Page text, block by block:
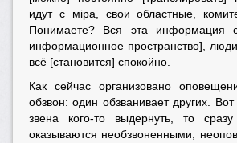
идут с мiра, свои областные,
Понимаете? Вся эта информация
информационное пространство],
всё [становится] спокойно.
Как сейчас организовано
обзвон: один обзванивает других.
звена кого-то выдернуть, то
оказываются необзвоненными,